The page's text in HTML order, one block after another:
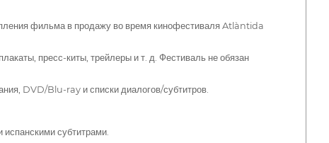
фильма в продажу во время кинофестиваля Atlàntida
пресс-киты, трейлеры и т. д. Фестиваль не обязан
DVD/Blu-ray и списки диалогов/субтитров.
субтитрами.